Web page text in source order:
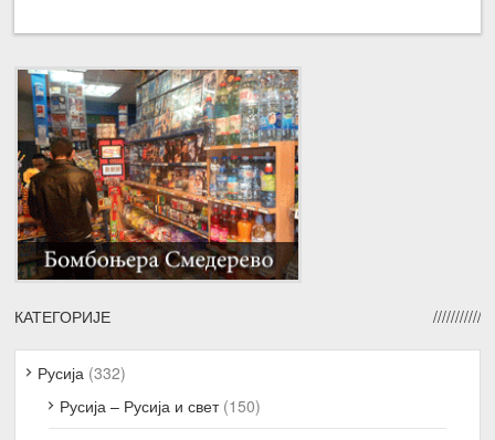
КАТЕГОРИЈЕ
Русија (332)
Русија – Русија и свет(150)